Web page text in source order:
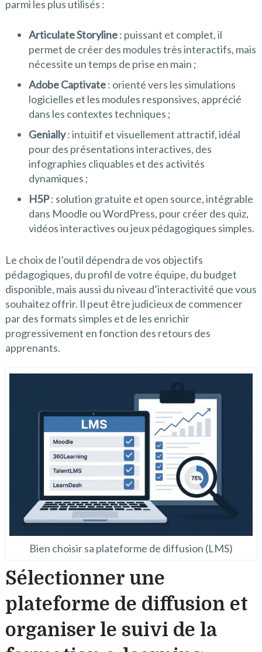
parmi les plus utilisés :
Articulate Storyline: puissant et complet, il
permet de créer des modules très interactifs, mais
nécessite un temps de prise en main ;
Adobe Captivate: orienté vers les simulations
logicielles et les modules responsives, apprécié
dans les contextes techniques ;
Genially: intuitif et visuellement attractif, idéal
pour des présentations interactives, des
infographies cliquables et des activités
dynamiques ;
H5P: solution gratuite et open source, intégrable
dans Moodle ou WordPress, pour créer des quiz,
vidéos interactives ou jeux pédagogiques simples.
Le choix de l’outil dépendra de vos objectifs
pédagogiques, du profil de votre équipe, du budget
disponible, mais aussi du niveau d’interactivité que vous
souhaitez offrir. Il peut être judicieux de commencer
par des formats simples et de les enrichir
progressivement en fonction des retours des
apprenants.
Bien choisir sa plateforme de diffusion (LMS)
Sélectionner une
plateforme de diffusion et
organiser le suivi de la